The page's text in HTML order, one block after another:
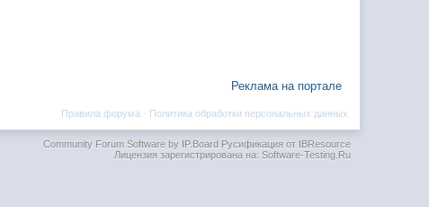
Реклама на портале
Политика обработки персональных данных
Правила форума ·
Community Forum Software by IP.BoardРусификация от IBResource
Лицензия зарегистрирована на: Software-Testing.Ru